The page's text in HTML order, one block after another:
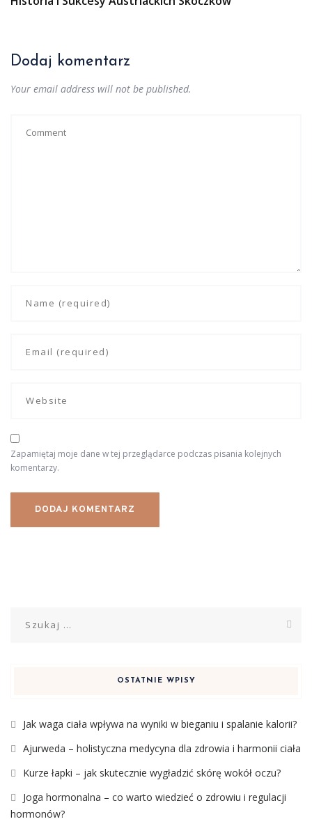
Dodaj komentarz
Your email address will not be published.
Zapamiętaj moje dane w tej przeglądarce podczas pisania kolejnych
komentarzy.
OSTATNIE WPISY
Jak waga ciała wpływa na wyniki w bieganiu i spalanie kalorii?
Ajurweda – holistyczna medycyna dla zdrowia i harmonii ciała
Kurze łapki – jak skutecznie wygładzić skórę wokół oczu?
Joga hormonalna – co warto wiedzieć o zdrowiu i regulacji
hormonów?